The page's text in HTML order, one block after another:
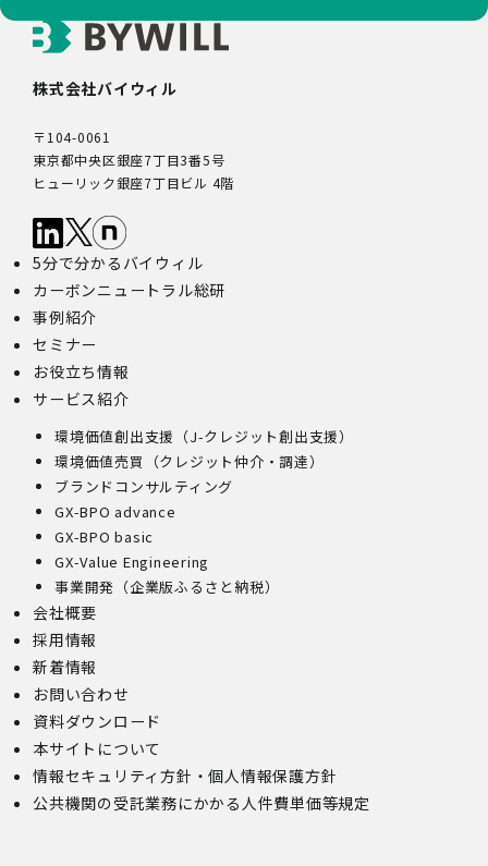
株式会社バイウィル
〒104-0061
東京都中央区銀座7丁目3番5号
ヒューリック銀座7丁目ビル 4階
5分で分かるバイウィル
カーボンニュートラル総研
事例紹介
セミナー
お役立ち情報
サービス紹介
環境価値創出支援（J-クレジット創出支援）
環境価値売買（クレジット仲介・調達）
ブランドコンサルティング
GX-BPO advance
GX-BPO basic
GX-Value Engineering
事業開発（企業版ふるさと納税）
会社概要
採用情報
新着情報
お問い合わせ
資料ダウンロード
本サイトについて
情報セキュリティ方針・個人情報保護方針
公共機関の受託業務にかかる人件費単価等規定